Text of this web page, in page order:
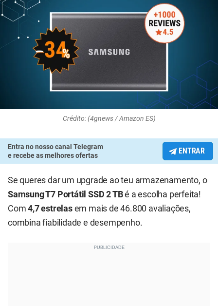
Crédito: (4gnews / Amazon ES)
Entra no nosso canal Telegram
e recebe as melhores ofertas
ENTRAR
Se queres dar um upgrade ao teu armazenamento, o
Samsung T7 Portátil SSD 2 TBé a escolha perfeita!
Com4,7 estrelasem mais de 46.800 avaliações,
combina fiabilidade e desempenho.